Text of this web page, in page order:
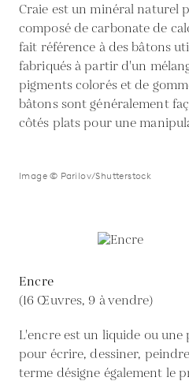
Craie est un minéral naturel
composé de carbonate de
fait référence à des bâtons
fabriqués à partir d'un
pigments colorés et de
bâtons sont généralement
côtés plats pour une
Image © Parilov/Shutterstock
Encre
(16 Œuvres, 9 à vendre)
L'encre est un liquide ou une
pour écrire, dessiner,
terme désigne également le